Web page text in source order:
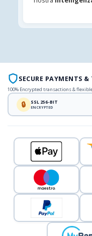
SECURE PAYMENTS &
100% Encrypted transactions &
🔒 SSL 256-BIT
ENCRYPTED